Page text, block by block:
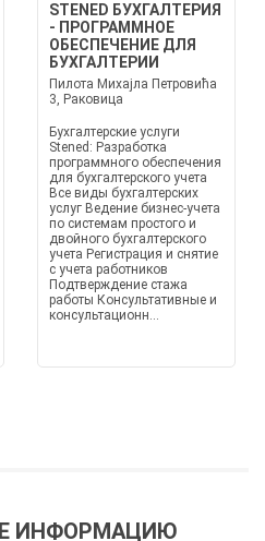
STENED БУХГАЛТЕРИЯ
- ПРОГРАММНОЕ
ОБЕСПЕЧЕНИЕ ДЛЯ
БУХГАЛТЕРИИ
Пилота Михајла Петровића
3, Раковица
Бухгалтерские услуги
Stened: Разработка
программного обеспечения
для бухгалтерского учета
Все виды бухгалтерских
услуг Ведение бизнес-учета
по системам простого и
двойного бухгалтерского
учета Регистрация и снятие
с учета работников
Подтверждение стажа
работы Консультативные и
консультационн...
ИНФОРМАЦИЮ